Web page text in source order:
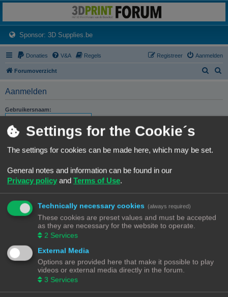
Het 3D print forum van de Benelux na de sluiting van 3dprintforum.nl
Sponsor: 3D Supplies.be(Opens a new tab)
Donaties V&A Regels Aanmelden
Registreer
Forumoverzicht
Aanmelden
Gebruikersnaam:
Wachtwoord:
Ik ben mijn wachtwoord vergeten
Onthouden
REGISTREER
Om je te kunnen aanmelden, moet je geregistreerd zijn. Registratie neemt
enkele minuten in beslag, maar geeft je extra mogelijkheden. De
forumbeheerder kan ook extra permissies toestaan aan geregistreerde
gebruikers. Lees voor registratie onze gebruiksvoorwaarden en het
bijbehorend beleid. Bekijk ook de regels als je gebruik maakt van het forum.
Gebruikersvoorwaarden|Privacybeleid
Settings for the Cookie´s
The settings for cookies can be made here, which may be set.
General notes and information can be found in our
Privacy policy and Terms of Use.
Technically necessary cookies (always required)
These cookies are preset values and must be accepted
as they are necessary for the website to operate.
2 Services
External Media
Options are provided here that make it possible to play
videos or external media directly in the forum.
3 Services